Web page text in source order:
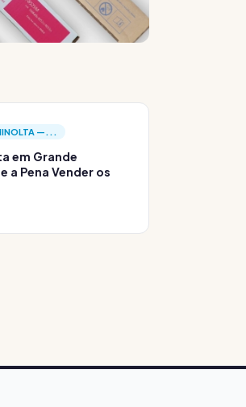
—...
em Grande
a Pena Vender os